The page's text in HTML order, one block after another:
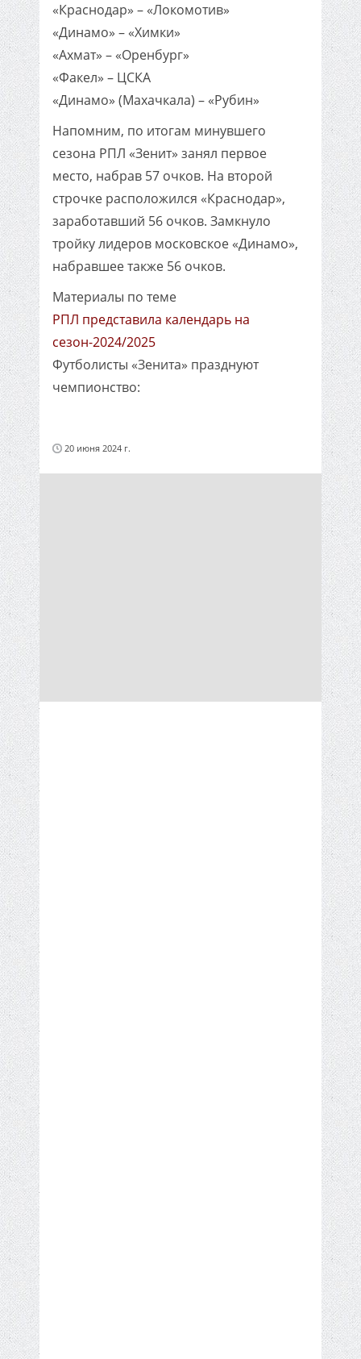
«Краснодар» – «Локомотив»
«Динамо» – «Химки»
«Ахмат» – «Оренбург»
«Факел» – ЦСКА
«Динамо» (Махачкала) – «Рубин»
Напомним, по итогам минувшего
сезона РПЛ «Зенит» занял первое
место, набрав 57 очков. На второй
строчке расположился «Краснодар»,
заработавший 56 очков. Замкнуло
тройку лидеров московское «Динамо»,
набравшее также 56 очков.
Материалы по теме
РПЛ представила календарь на
сезон-2024/2025
Футболисты «Зенита» празднуют
чемпионство:
20 июня 2024 г.